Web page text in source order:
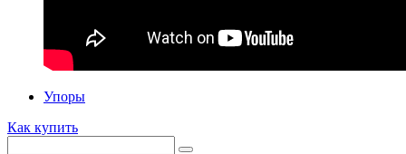
Упоры
Как купить